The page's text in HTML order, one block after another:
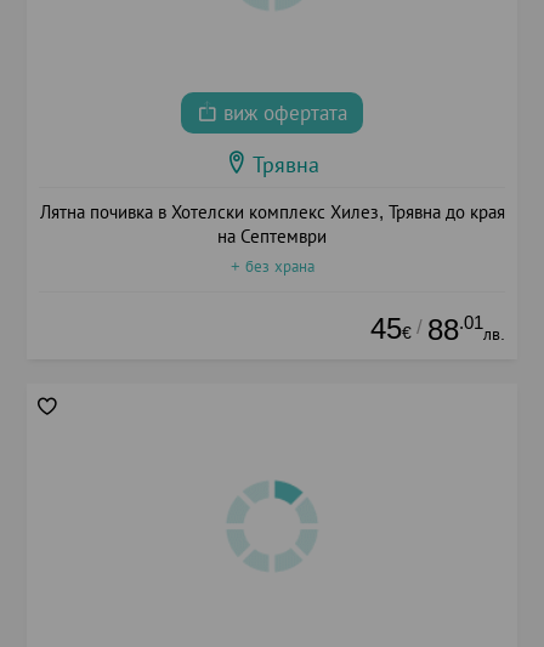
виж офертата
Трявна
Лятна почивка в Хотелски комплекс Хилез, Трявна до края
на Септември
+ без храна
45€ / 88.01
лв.